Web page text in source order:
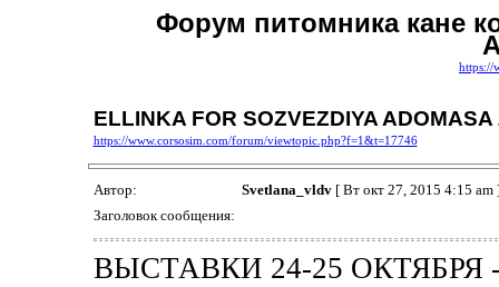
Форум питомника кане
https://
ELLINKA FOR SOZVEZDIYA
https://www.corsosim.com/forum/viewtopic.php?f=1&t=17746
Автор: Svetlana_vldv[ Вт окт 27, 2015 4:15 am
Заголовок сообщения:
ВЫСТАВКИ 24-25